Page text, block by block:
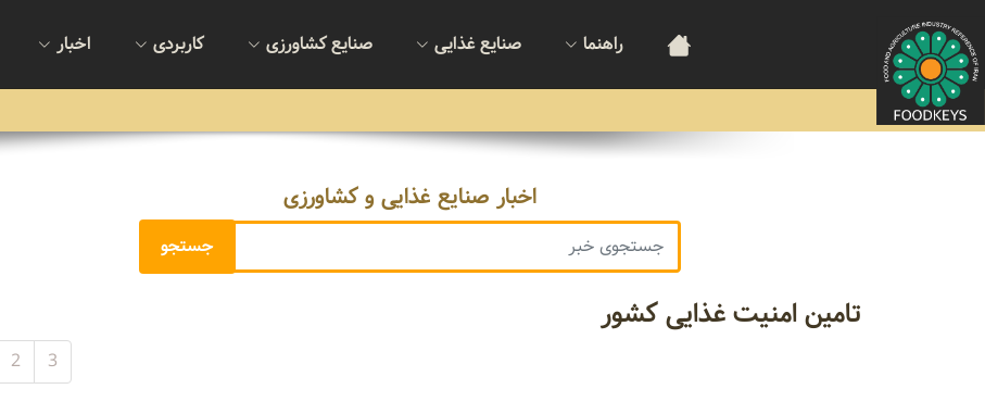
راهنما صنایع غذایی صنایع کشاورزی کاربردی اخبار
اخبار صنایع غذایی و کشاورزی
تامین امنیت غذایی کشور
2 3